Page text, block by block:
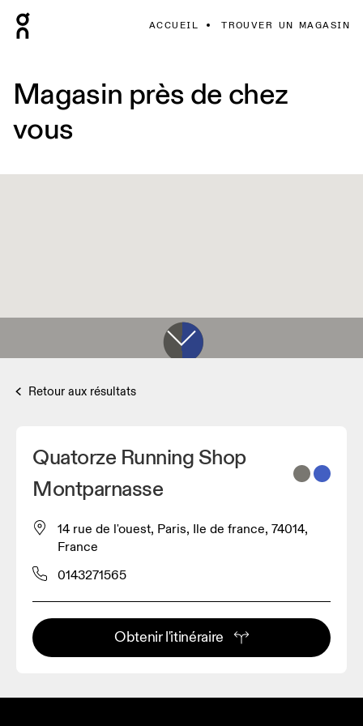
ACCUEIL TROUVER UN MAGASIN
Magasin près de chez
vous
Retour aux résultats
Quatorze Running Shop
Montparnasse
14 rue de l'ouest, Paris, Ile de france, 74014,
France
0143271565
Obtenir l'itinéraire